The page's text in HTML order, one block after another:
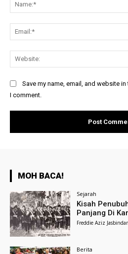
Save my name, email, and website
I comment.
MOH BACA!
Sejarah
Kisah
Panjang Di
Freddie Aziz Jasbindar
Berita